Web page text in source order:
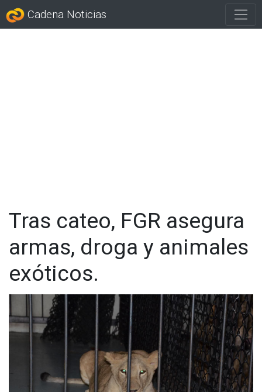
Cadena Noticias
Tras cateo, FGR asegura
armas, droga y animales
exóticos.